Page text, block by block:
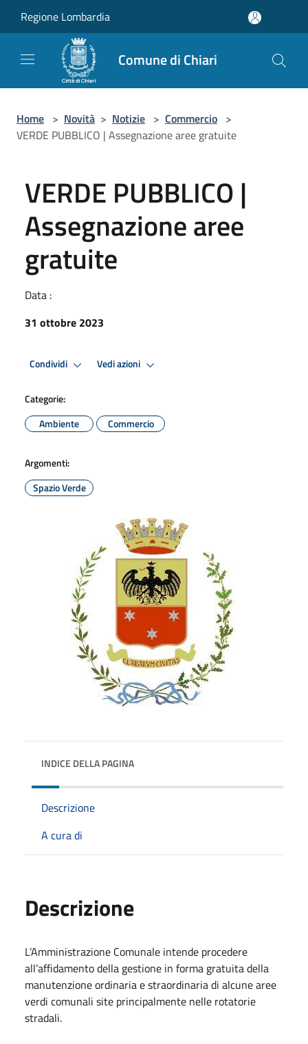
Regione Lombardia
Comune di Chiari
Home > Novità > Notizie > Commercio >
VERDE PUBBLICO | Assegnazione aree gratuite
VERDE PUBBLICO |
Assegnazione aree
gratuite
Data :
31 ottobre 2023
Condividi Vedi azioni
Categorie:
Ambiente
Commercio
Argomenti:
Spazio Verde
INDICE DELLA PAGINA
Descrizione
A cura di
Descrizione
L’Amministrazione Comunale intende procedere
all’affidamento della gestione in forma gratuita della
manutenzione ordinaria e straordinaria di alcune aree
verdi comunali site principalmente nelle rotatorie
stradali.